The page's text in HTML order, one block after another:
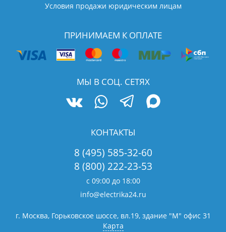
Условия продажи юридическим лицам
ПРИНИМАЕМ К ОПЛАТЕ
МЫ В СОЦ. СЕТЯХ
КОНТАКТЫ
8 (495) 585-32-60
8 (800) 222-23-53
с 09:00 до 18:00
info@electrika24.ru
г. Москва, Горьковское шоссе, вл.19, здание "М" офис 31
Карта